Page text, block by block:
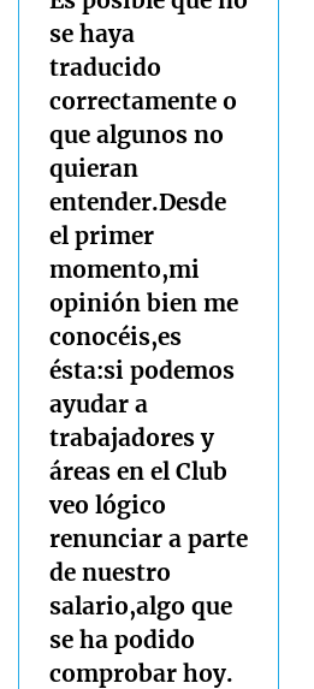
se haya
traducido
correctamente o
que algunos no
quieran
entender.Desde
el primer
momento,mi
opinión bien me
conocéis,es
ésta:si podemos
ayudar a
trabajadores y
áreas en el Club
veo lógico
renunciar a parte
de nuestro
salario,algo que
se ha podido
comprobar hoy.